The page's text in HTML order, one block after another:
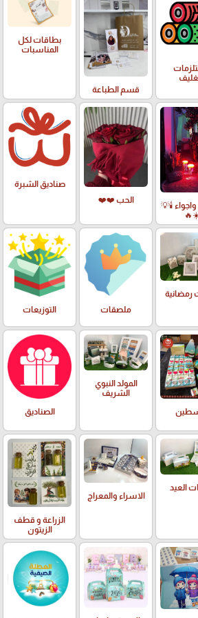
قسم الطباعة
بطاقات لكل
المناسبات
🕯️💡
الحب ❤️❤️
صناديق الشبرة
رمضانية
ملصقات
التوزيعات
المولد النبوي
الشريف
الصناديق
العيد
الاسراء والمعراج
الزراعة و قطف
الزيتون